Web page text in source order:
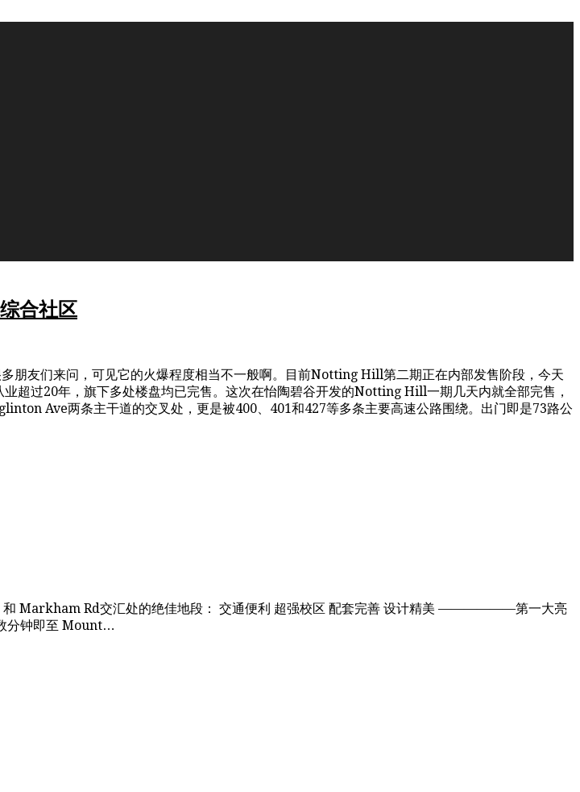
合社区
友们来问，可见它的火爆程度相当不一般啊。目前Notting Hill第二期正在内部发售阶段，今天
过20年，旗下多处楼盘均已完售。这次在怡陶碧谷开发的Notting Hill一期几天内就全部完售，
Ave两条主干道的交叉处，更是被400、401和427等多条主要高速公路围绕。出门即是73路公
Markham Rd交汇处的绝佳地段： 交通便利 超强校区 配套完善 设计精美 ——————第一大亮
分钟即至 Mount…